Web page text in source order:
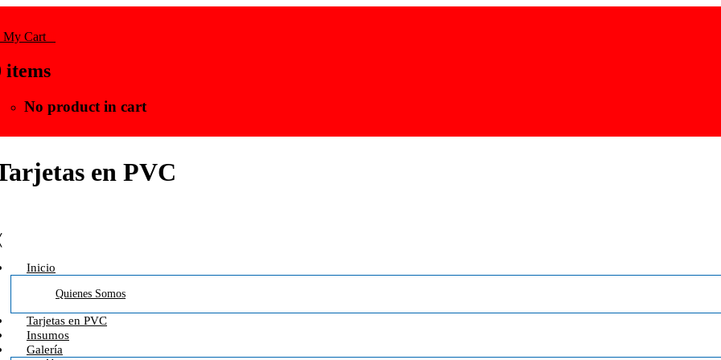
My Cart
items
No product in cart
en PVC
Inicio
Quienes Somos
Tarjetas en PVC
Insumos
Galería